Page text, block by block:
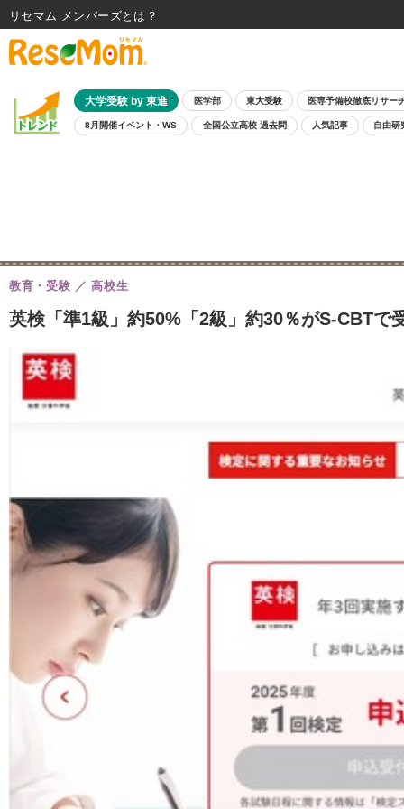
大学受験 by 東進 医学部 東大受験 医専予備校徹底リサー
8月開催イベント・WS 全国公立高校 過去問 人気記事 自由研
英検「準1級」約50%「2級」約30％がS-CBT
教育・受験 高校生
リセマム メンバーズ